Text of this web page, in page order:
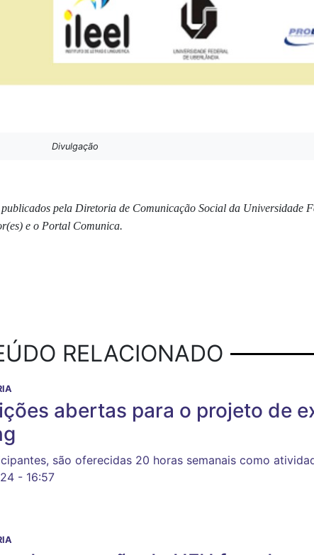
Divulgação
pela Diretoria de Comunicação Social da Universidade
e o Portal Comunica.
RELACIONADO
abertas para o projeto de
são oferecidas 20 horas semanais como
- 16:57